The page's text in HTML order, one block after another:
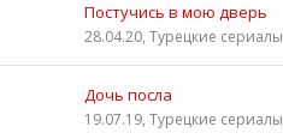
Постучись в мою дверь
28.04.20, Турецкие сериалы
Дочь посла
19.07.19, Турецкие сериалы